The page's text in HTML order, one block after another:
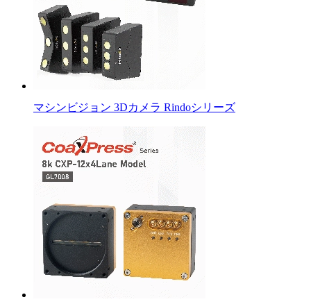
マシンビジョン 3Dカメラ Rindoシリーズ